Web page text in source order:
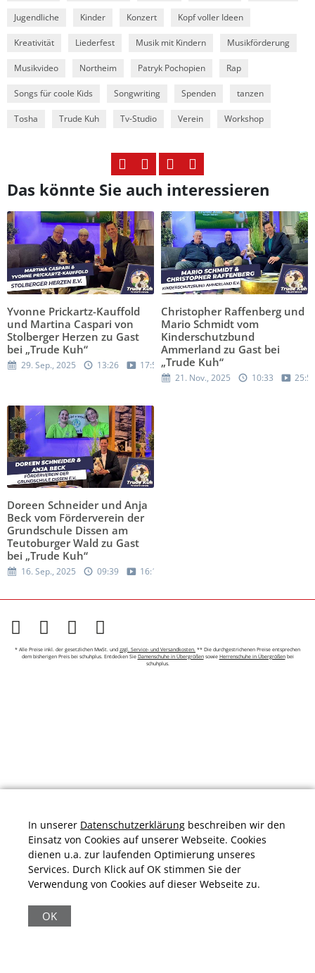
Jugendliche Kinder Konzert Kopf voller Ideen
Kreativität Liederfest Musik mit Kindern Musikförderung
Musikvideo Northeim Patryk Pochopien Rap
Songs für coole Kids Songwriting Spenden tanzen
Tosha Trude Kuh Tv-Studio Verein Workshop
Das könnte Sie auch interessieren
Yvonne Prickartz-Kauffold
und Martina Caspari von
Stolberger Herzen zu Gast
bei „Trude Kuh“
29. Sep., 2025 13:26 17:58
Christopher Raffenberg und
Mario Schmidt vom
Kinderschutzbund
Ammerland zu Gast bei
„Trude Kuh“
21. Nov., 2025 10:33
Doreen Schneider und Anja
Beck vom Förderverein der
Grundschule Dissen am
Teutoburger Wald zu Gast
bei „Trude Kuh“
16. Sep., 2025 09:39 16:19
* Alle Preise inkl. der gesetzlichen MwSt. und zzgl. Service- und Versandkosten. ** Die durchgestrichenen Preise entsprechen
dem bisherigen Preis bei schuhplus. Entdecken Sie Damenschuhe in Übergrößensowie Herrenschuhe in Übergrößenbei
schuhplus.
|
Bewertungsgrundlage des Anbieters: 13 Verkaufs- und 32
In unserer Datenschutzerklärung beschreiben wir den
Einsatz von Cookies auf unserer Webseite. Cookies
dienen u.a. zur laufenden Optimierung unseres
Services. Durch Klick auf OK stimmen Sie der
Verwendung von Cookies auf dieser Webseite zu.
OK